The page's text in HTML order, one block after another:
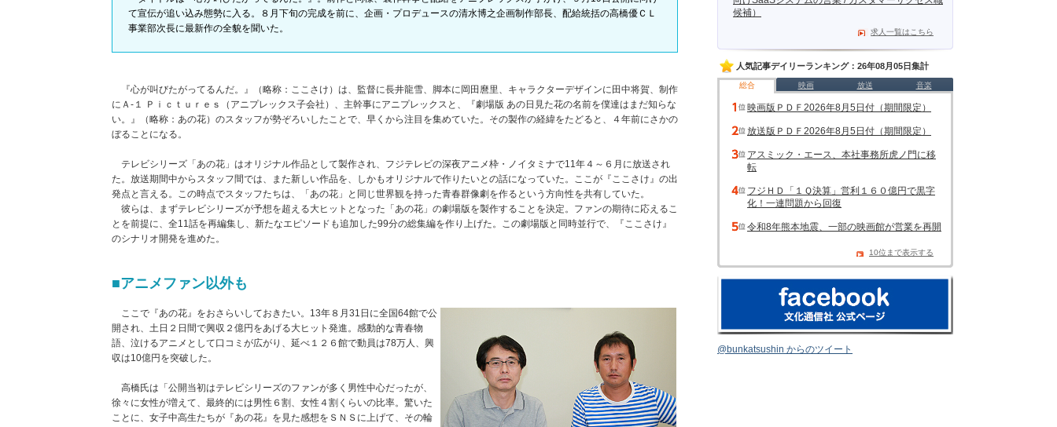
候補）
求人一覧はこちら
人気記事デイリーランキング：26年08月05日集計
総合 映画 放送 音楽
映画版ＰＤＦ2026年8月5日付（期間限定）
放送版ＰＤＦ2026年8月5日付（期間限定）
アスミック・エース、本社事務所虎ノ門に移
転
フジＨＤ「１Ｑ決算」営利１６０億円で黒字
化！一連問題から回復
令和8年熊本地震、一部の映画館が営業を再開
10位まで表示する
@bunkatsushin からのツイート
て宣伝が追い込み態勢に入る。８月下旬の完成を前に、企画・プロデュースの清水博之企画制作部長、配給統括の高橋優ＣＬ
事業部次長に最新作の全貌を聞いた。
『心が叫びたがってるんだ。』（略称：ここさけ）は、監督に長井龍雪、脚本に岡田麿里、キャラクターデザインに田中将賀、制作
にＡ‐１ Ｐｉｃｔｕｒｅｓ（アニプレックス子会社）、主幹事にアニプレックスと、『劇場版 あの日見た花の名前を僕達はまだ知らな
い。』（略称：あの花）のスタッフが勢ぞろいしたことで、早くから注目を集めていた。その製作の経緯をたどると、４年前にさかの
ぼることになる。
テレビシリーズ「あの花」はオリジナル作品として製作され、フジテレビの深夜アニメ枠・ノイタミナで11年４～６月に放送され
た。放送期間中からスタッフ間では、また新しい作品を、しかもオリジナルで作りたいとの話になっていた。ここが『ここさけ』の出
発点と言える。この時点でスタッフたちは、「あの花」と同じ世界観を持った青春群像劇を作るという方向性を共有していた。
彼らは、まずテレビシリーズが予想を超える大ヒットとなった「あの花」の劇場版を製作することを決定。ファンの期待に応えるこ
とを前提に、全11話を再編集し、新たなエピソードも追加した99分の総集編を作り上げた。この劇場版と同時並行で、『ここさけ』
のシナリオ開発を進めた。
■アニメファン以外も
ここで『あの花』をおさらいしておきたい。13年８月31日に全国64館で公
開され、土日２日間で興収２億円をあげる大ヒット発進。感動的な青春物
語、泣けるアニメとして口コミが広がり、延べ１２６館で動員は78万人、興
収は10億円を突破した。
高橋氏は「公開当初はテレビシリーズのファンが多く男性中心だったが、
徐々に女性が増えて、最終的には男性６割、女性４割くらいの比率。驚いた
ことに、女子中高生たちが『あの花』を見た感想をＳＮＳに上げて、その輪